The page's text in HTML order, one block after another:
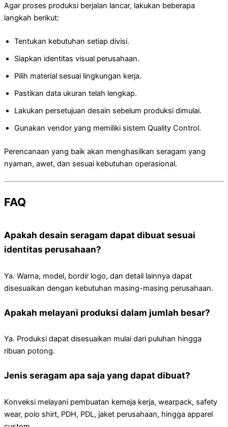
Agar proses produksi berjalan lancar, lakukan beberapa
langkah berikut:
Tentukan kebutuhan setiap divisi.
Siapkan identitas visual perusahaan.
Pilih material sesuai lingkungan kerja.
Pastikan data ukuran telah lengkap.
Lakukan persetujuan desain sebelum produksi dimulai.
Gunakan vendor yang memiliki sistem Quality Control.
Perencanaan yang baik akan menghasilkan seragam yang
nyaman, awet, dan sesuai kebutuhan operasional.
FAQ
Apakah desain seragam dapat dibuat sesuai
identitas perusahaan?
Ya. Warna, model, bordir logo, dan detail lainnya dapat
disesuaikan dengan kebutuhan masing-masing perusahaan.
Apakah melayani produksi dalam jumlah besar?
Ya. Produksi dapat disesuaikan mulai dari puluhan hingga
ribuan potong.
Jenis seragam apa saja yang dapat dibuat?
Konveksi melayani pembuatan kemeja kerja, wearpack, safety
wear, polo shirt, PDH, PDL, jaket perusahaan, hingga apparel